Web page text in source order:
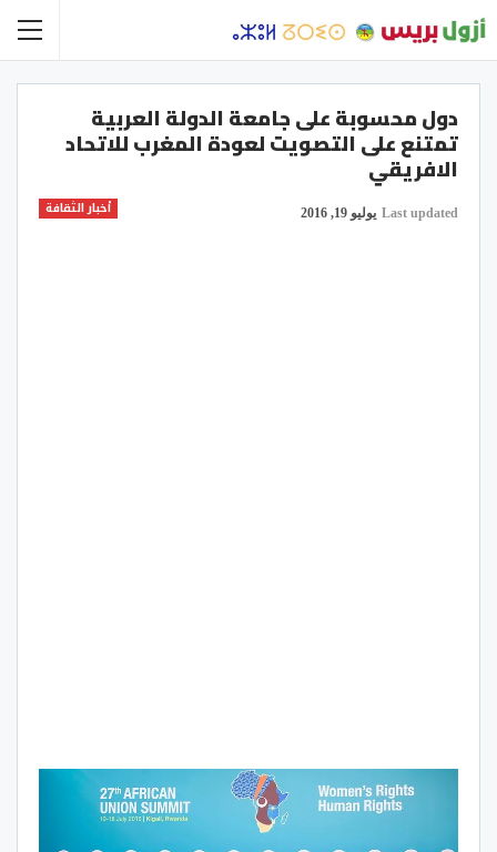
دول محسوبة على جامعة الدولة العربية
تمتنع على التصويت لعودة المغرب للاتحاد
الافريقي
أخبار الثقافة Last updated يوليو 19, 2016